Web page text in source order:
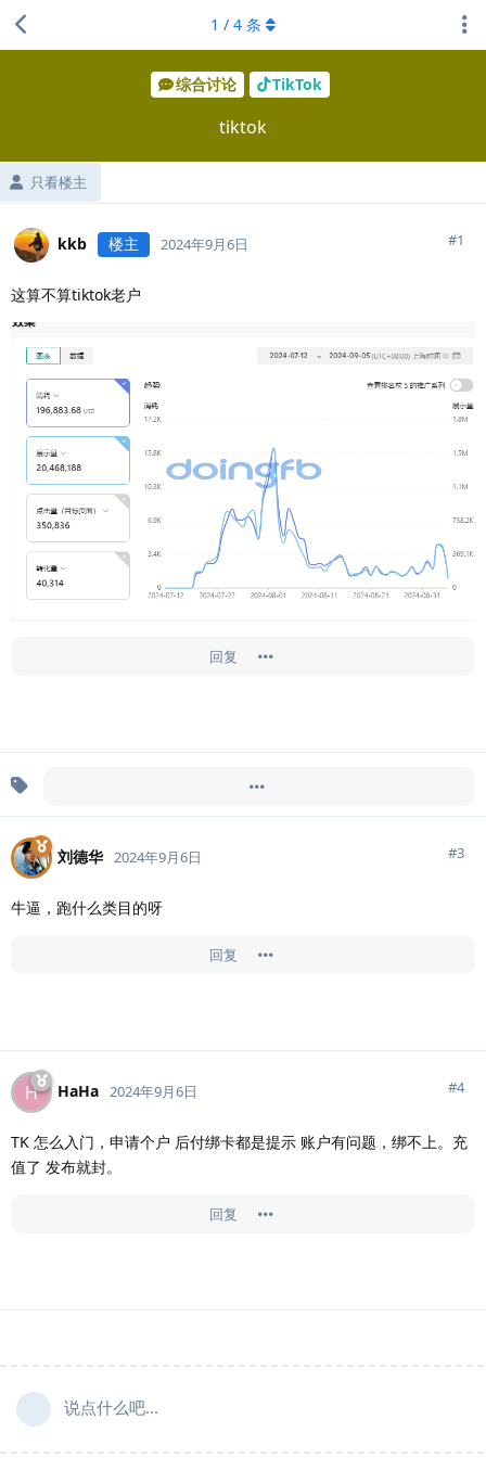
综合讨论 TikTok
tiktok
只看楼主
1 / 4 条
kkb 楼主 2024年9月6日 #1
这算不算tiktok老户
回复
添加
刘德华 2024年9月6日 #3
牛逼，跑什么类目的呀
回复
H HaHa 2024年9月6日 #4
TK 怎么入门，申请个户 后付绑卡都是提示 账户有问题，绑不上。充
值了 发布就封。
回复
说点什么吧...